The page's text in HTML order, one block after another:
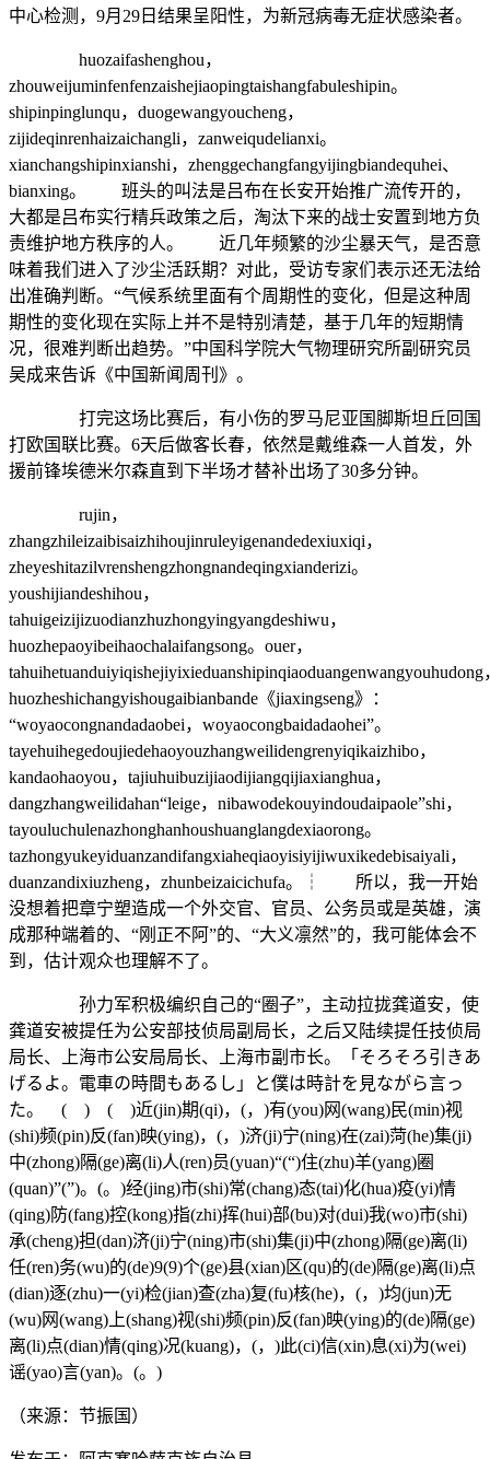
中心检测，9月29日结果呈阳性，为新冠病毒无症状感染者。
huozaifashenghou，
zhouweijuminfenfenzaishejiaopingtaishangfabuleshipin。
shipinpinglunqu，duogewangyoucheng，
zijideqinrenhaizaichangli，zanweiqudelianxi。
xianchangshipinxianshi，zhenggechangfangyijingbiandequhei、
bianxing。 班头的叫法是吕布在长安开始推广流传开的，
大都是吕布实行精兵政策之后，淘汰下来的战士安置到地方负
责维护地方秩序的人。 近几年频繁的沙尘暴天气，是否意
味着我们进入了沙尘活跃期？对此，受访专家们表示还无法给
出准确判断。“气候系统里面有个周期性的变化，但是这种周
期性的变化现在实际上并不是特别清楚，基于几年的短期情
况，很难判断出趋势。”中国科学院大气物理研究所副研究员
吴成来告诉《中国新闻周刊》。
打完这场比赛后，有小伤的罗马尼亚国脚斯坦丘回国
打欧国联比赛。6天后做客长春，依然是戴维森一人首发，外
援前锋埃德米尔森直到下半场才替补出场了30多分钟。
rujin，
zhangzhileizaibisaizhihoujinruleyigenandedexiuxiqi，
zheyeshitazilvrenshengzhongnandeqingxianderizi。
youshijiandeshihou，
tahuigeizijizuodianzhuzhongyingyangdeshiwu，
huozhepaoyibeihaochalaifangsong。ouer，
tahuihetuanduiyiqishejiyixieduanshipinqiaoduangenwangyouhudong
huozheshichangyishougaibianbande《jiaxingseng》：
“woyaocongnandadaobei，woyaocongbaidadaohei”。
tayehuihegedoujiedehaoyouzhangweilidengrenyiqikaizhibo，
kandaohaoyou，tajiuhuibuzijiaodijiangqijiaxianghua，
dangzhangweilidahan“leige，nibawodekouyindoudaipaole”shi，
tayouluchulenazhonghanhoushuanglangdexiaorong。
tazhongyukeyiduanzandifangxiaheqiaoyisiyijiwuxikedebisaiyali，
duanzandixiuzheng，zhunbeizaicichufa。┆ 所以，我一开始
没想着把章宁塑造成一个外交官、官员、公务员或是英雄，演
成那种端着的、“刚正不阿”的、“大义凛然”的，我可能体会不
到，估计观众也理解不了。
孙力军积极编织自己的“圈子”，主动拉拢龚道安，使
龚道安被提任为公安部技侦局副局长，之后又陆续提任技侦局
局长、上海市公安局局长、上海市副市长。「そろそろ引きあ
げるよ。電車の時間もあるし」と僕は時計を見ながら言っ
た。 ( ) ( )近(jin)期(qi)，(，)有(you)网(wang)民(min)视
(shi)频(pin)反(fan)映(ying)，(，)济(ji)宁(ning)在(zai)菏(he)集(ji)
中(zhong)隔(ge)离(li)人(ren)员(yuan)“(“)住(zhu)羊(yang)圈
(quan)”(”)。(。)经(jing)市(shi)常(chang)态(tai)化(hua)疫(yi)情
(qing)防(fang)控(kong)指(zhi)挥(hui)部(bu)对(dui)我(wo)市(shi)
承(cheng)担(dan)济(ji)宁(ning)市(shi)集(ji)中(zhong)隔(ge)离(li)
任(ren)务(wu)的(de)9(9)个(ge)县(xian)区(qu)的(de)隔(ge)离(li)点
(dian)逐(zhu)一(yi)检(jian)查(zha)复(fu)核(he)，(，)均(jun)无
(wu)网(wang)上(shang)视(shi)频(pin)反(fan)映(ying)的(de)隔(ge)
离(li)点(dian)情(qing)况(kuang)，(，)此(ci)信(xin)息(xi)为(wei)
谣(yao)言(yan)。(。)
（来源：节振国）